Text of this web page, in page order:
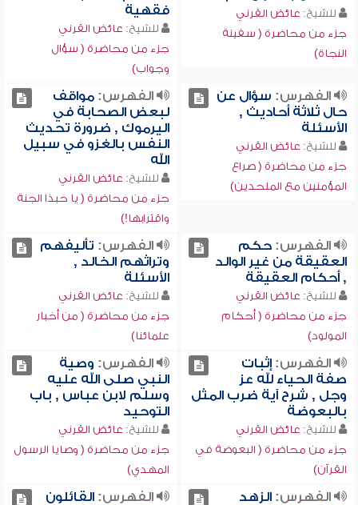
للشيخ: عائض القرني
جزء من محاضرة ( سفينة
النجاة)
فقهية
للشيخ: عائض القرني
جزء من محاضرة ( سؤال
وجواب)
الفهرس: سؤال عن
حال ثلاثة أحاديث ,
الأسئلة
للشيخ: عائض القرني
جزء من محاضرة ( صراع
المؤمنين مع الملحدين)
الفهرس:مواقف
لبعض الصحابة في
اليرموك , ضرورة تحديث
النفس بالغزو في سبيل
الله
للشيخ: عائض القرني
جزء من محاضرة ( يا حبذا الجنة
واقترابها!)
الفهرس:حكم
العقيقة من غير الوالد
, أحكام العقيقة
للشيخ: عائض القرني
جزء من محاضرة ( أحكام
المولود)
الفهرس: تأليفهم
وتراثهم الخالد ,
الأسئلة
للشيخ: عائض القرني
جزء من محاضرة ( من أخبار
علمائنا)
الفهرس:إثبات
صفة الحياء لله عز
وجل , شرح آية ضرب المثل
بالبعوضة
للشيخ: عائض القرني
جزء من محاضرة ( البعوضة في
القرآن)
الفهرس: وصية
النبي صلى الله عليه
وسلم لابن عباس , باب
التوحيد
للشيخ: عائض القرني
جزء من محاضرة ( وصايا الرسول
المهدي)
الفهرس:الزهد
الفهرس:القائلون